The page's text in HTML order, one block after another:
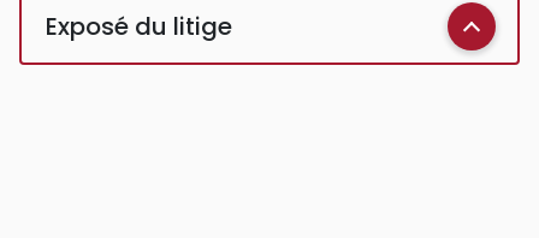
Exposé du litige